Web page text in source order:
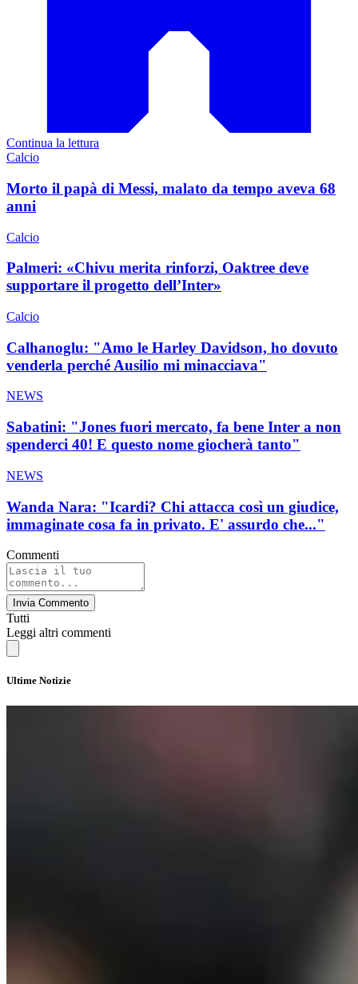
Continua la lettura
Calcio
Morto il papà di Messi, malato da tempo aveva 68
anni
Calcio
Palmeri: «Chivu merita rinforzi, Oaktree deve
supportare il progetto dell’Inter»
Calcio
Calhanoglu: "Amo le Harley Davidson, ho dovuto
venderla perché Ausilio mi minacciava"
NEWS
Sabatini: "Jones fuori mercato, fa bene Inter a non
spenderci 40! E questo nome giocherà tanto"
NEWS
Wanda Nara: "Icardi? Chi attacca così un giudice,
immaginate cosa fa in privato. E' assurdo che..."
Commenti
Invia Commento
Tutti
Leggi altri commenti
Ultime Notizie